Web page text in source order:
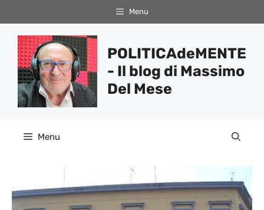
al
contenuto
Menu
POLITICAdeMENTE
- Il blog di Massimo
Del Mese
Menu